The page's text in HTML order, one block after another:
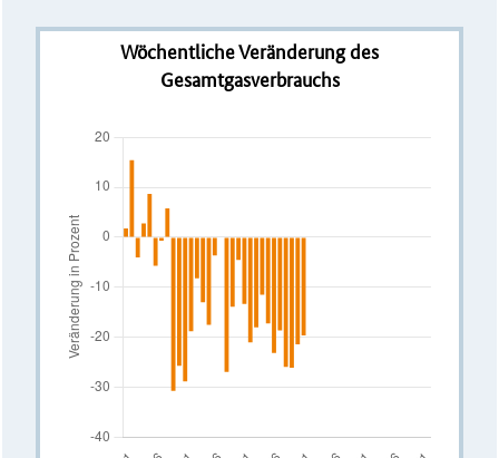
Wöchentliche Veränderung des
Gesamtgasverbrauchs